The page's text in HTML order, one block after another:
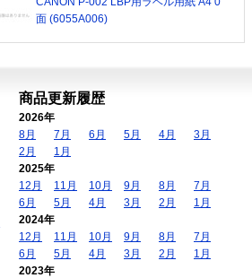
面 (6055A006)
商品更新履歴
2026年
8月
7月 6月 5月 4月
3月
2月
1月
2025年
12月
11月 10月 9月 8月
7月
6月
5月 4月 3月 2月
1月
2024年
12月
11月 10月 9月 8月
7月
6月
5月 4月 3月 2月
1月
2023年